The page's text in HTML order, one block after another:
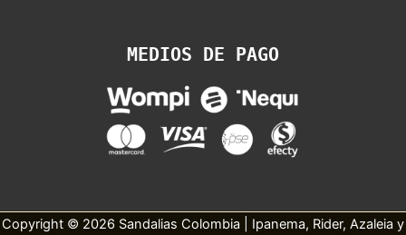
MEDIOS DE PAGO
Copyright © 2026 Sandalias Colombia | Ipanema, Rider, Azaleia y